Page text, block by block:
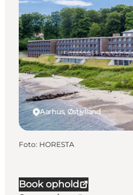
Book ophold
Aarhus, Østjylland
Foto: HORESTA